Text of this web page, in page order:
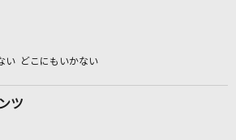
い どこにもいかない
ツ